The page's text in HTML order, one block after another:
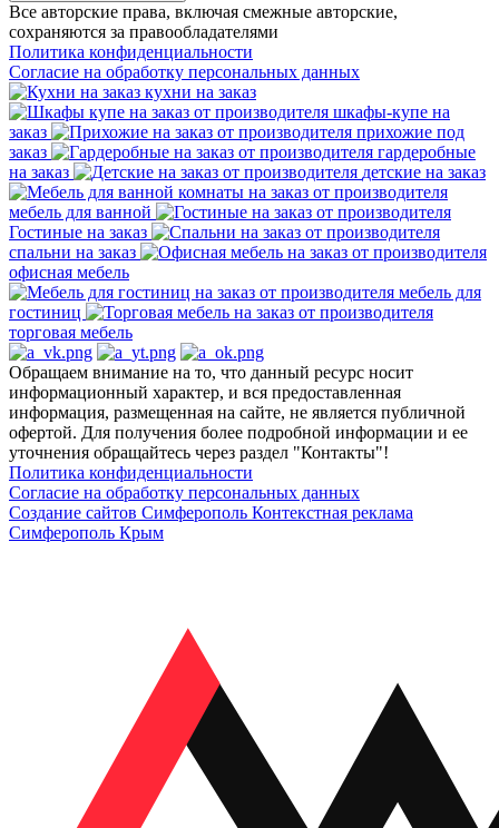
Все авторские права, включая смежные авторские,
сохраняются за правообладателями
Политика конфиденциальности
Согласие на обработку персональных данных
кухни на заказ
шкафы-купе на
заказ
прихожие под
заказ
гардеробные
на заказ
детские на заказ
мебель для ванной
Гостиные на заказ
спальни на заказ
офисная мебель
мебель для
гостиниц
торговая мебель
Обращаем внимание на то, что данный ресурс носит
информационный характер, и вся предоставленная
информация, размещенная на сайте, не является публичной
офертой. Для получения более подробной информации и ее
уточнения обращайтесь через раздел "Контакты"!
Политика конфиденциальности
Согласие на обработку персональных данных
Создание сайтов Симферополь Контекстная реклама
Симферополь Крым